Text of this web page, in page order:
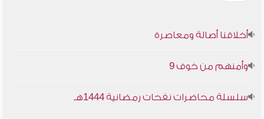
أخلاقنا أصالة ومعاصرة
وأمنهم من خوف 9